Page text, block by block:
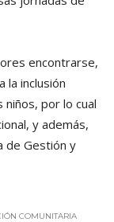
encontrarse,
la inclusión
niños, por lo cual
y además,
de Gestión y
COMUNITARIA